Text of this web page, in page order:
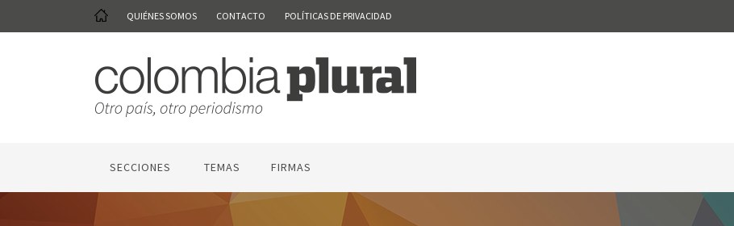
QUIÉNES SOMOS CONTACTO POLÍTICAS DE PRIVACIDAD
SECCIONES TEMAS FIRMAS